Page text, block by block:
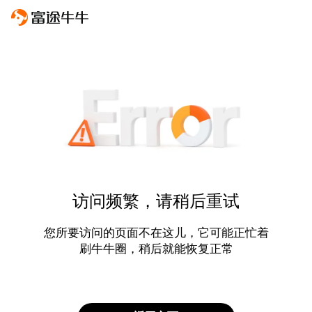
访问频繁，请稍后重试
您所要访问的页面不在这儿，它可能正忙着
刷牛牛圈，稍后就能恢复正常